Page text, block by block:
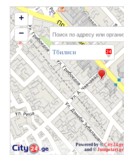
Тбилиси
Powered by ©City24.ge
and © Jumpstart.ge
+
−